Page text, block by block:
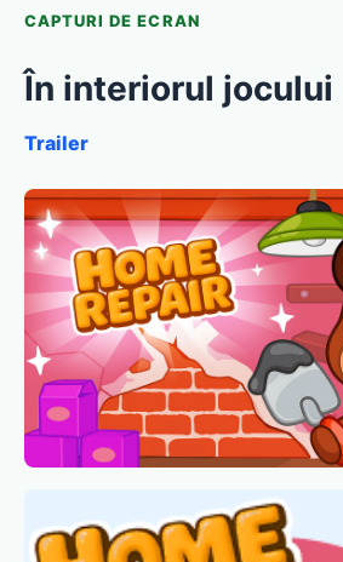
CAPTURI DE ECRAN
În interiorul jocului
Trailer